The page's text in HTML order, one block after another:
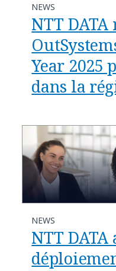
NEWS
NTT
Year 2025
dans la
NEWS
NTT